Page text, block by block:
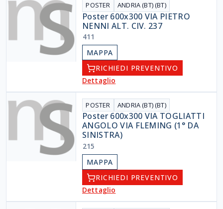
POSTER ANDRIA (BT) (BT)
Poster 600x300 VIA PIETRO
NENNI ALT. CIV. 237
411
MAPPA
RICHIEDI PREVENTIVO
Dettaglio
POSTER ANDRIA (BT) (BT)
Poster 600x300 VIA TOGLIATTI
ANGOLO VIA FLEMING (1° DA
SINISTRA)
215
MAPPA
RICHIEDI PREVENTIVO
Dettaglio